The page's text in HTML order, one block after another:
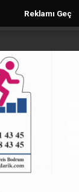
Reklamı Geç
- 18:57